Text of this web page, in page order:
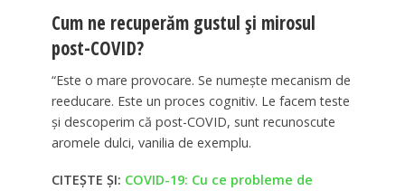
Cum ne recuperăm gustul şi mirosul
post-COVID?
“Este o mare provocare. Se numeşte mecanism de
reeducare. Este un proces cognitiv. Le facem teste
şi descoperim că post-COVID, sunt recunoscute
aromele dulci, vanilia de exemplu.
CITEȘTE ȘI: COVID-19: Cu ce probleme de